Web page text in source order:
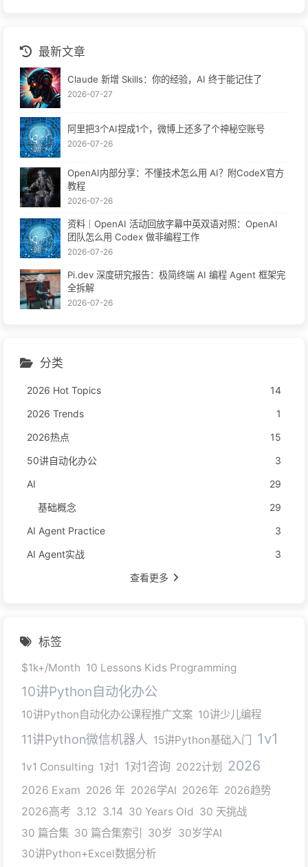
最新文章
Claude 新增 Skills：你的经验，AI 终于能记住了
2026-07-27
阿里把3个AI捏成1个，微博上还多了个神秘空账号
2026-07-26
OpenAI内部分享：不懂技术怎么用 AI？附CodeX官方
教程
2026-07-26
资料｜OpenAI 活动回放字幕中英双语对照：OpenAI
团队怎么用 Codex 做非编程工作
2026-07-26
Pi.dev 深度研究报告：极简终端 AI 编程 Agent 框架完
全拆解
2026-07-26
分类
2026 Hot Topics
14
2026 Trends
1
2026热点
15
50讲自动化办公
3
AI
29
基础概念
29
AI Agent Practice
3
AI Agent实战
3
查看更多
标签
$1k+/Month 10 Lessons Kids Programming
10讲Python自动化办公
10讲Python自动化办公课程推广文案 10讲少儿编程
11讲Python微信机器人 15讲Python基础入门 1v1
1v1 Consulting 1对1 1对1咨询 2022计划 2026
2026 Exam 2026 年 2026学AI 2026年 2026趋势
2026高考 3.12 3.14 30 Years Old 30 天挑战
30 篇合集 30 篇合集索引 30岁 30岁学AI
30讲Python+Excel数据分析